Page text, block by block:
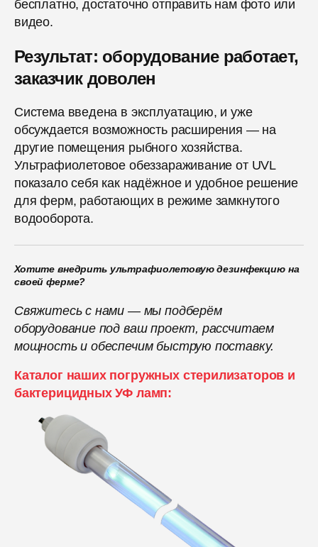
бесплатно, достаточно отправить нам фото или
видео.
Результат: оборудование работает,
заказчик доволен
Система введена в эксплуатацию, и уже
обсуждается возможность расширения — на
другие помещения рыбного хозяйства.
Ультрафиолетовое обеззараживание от UVL
показало себя как надёжное и удобное решение
для ферм, работающих в режиме замкнутого
водооборота.
Хотите внедрить ультрафиолетовую дезинфекцию на
своей ферме?
Свяжитесь с нами — мы подберём
оборудование под ваш проект, рассчитаем
мощность и обеспечим быструю поставку.
Каталог наших погружных стерилизаторов и
бактерицидных УФ ламп: